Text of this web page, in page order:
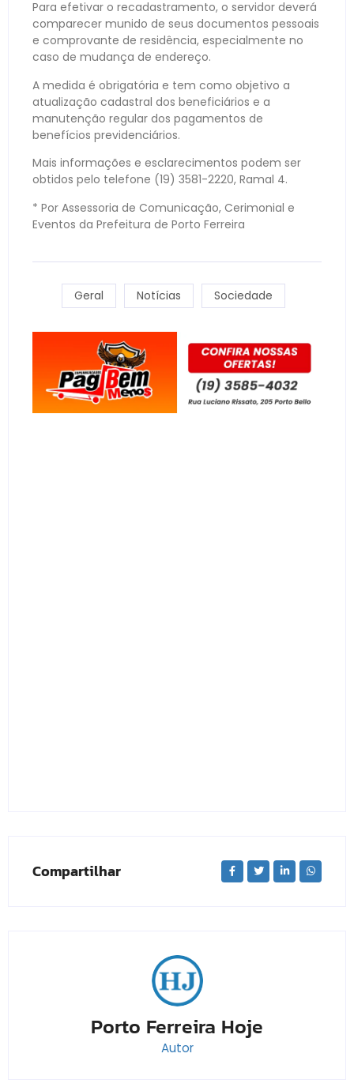
Para efetivar o recadastramento, o servidor deverá
comparecer munido de seus documentos pessoais
e comprovante de residência, especialmente no
caso de mudança de endereço.
A medida é obrigatória e tem como objetivo a
atualização cadastral dos beneficiários e a
manutenção regular dos pagamentos de
benefícios previdenciários.
Mais informações e esclarecimentos podem ser
obtidos pelo telefone (19) 3581-2220, Ramal 4.
* Por Assessoria de Comunicação, Cerimonial e
Eventos da Prefeitura de Porto Ferreira
Geral Notícias Sociedade
Compartilhar
Porto Ferreira Hoje
Autor